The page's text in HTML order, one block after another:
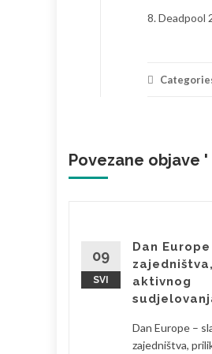
8. Deadpool
Povezane objave '
09
SVI
Dan
aktivnog
Dan Europe –
zajedništva,